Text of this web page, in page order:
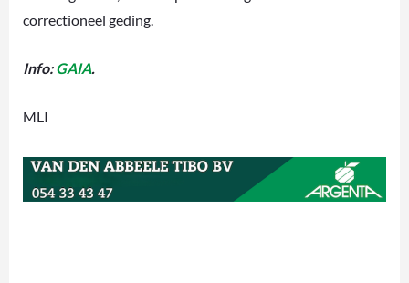
correctioneel geding.
Info:GAIA.
MLI